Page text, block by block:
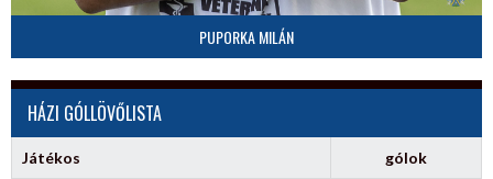
PUPORKA MILÁN
HÁZI GÓLLÖVŐLISTA
Játékos gólok